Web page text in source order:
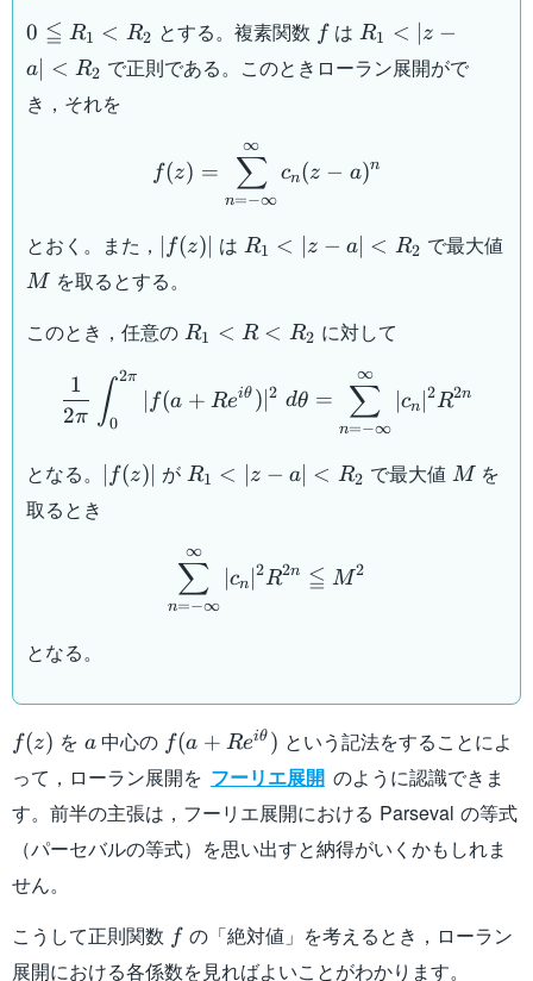
0
\leqq
R_1
<
0 ≦ R1 < R2 とする。複素関数 ffはR_1
<
|z-a|
R1 < z −
a < R2 で正則である。このときローラン展開がで
き，それを
f(z) =
n=−∞
∑
∞
cn(z − a)n
とおく。また， |f(z)|
f(z) は R_1
<
R1 < z − a < R2 で最大値
M
M を取るとする。
このとき，任意の R_1
<
R1 < R < R2 に対して
2π
1 ∫0
2π
f(a + Reiθ ) ∣2 dθ =
n=−∞
∑
∞
∣cn ∣2R2n
となる。 |f(z)|
f(z) が R_1
<
R_2
R1 < z − a < R2 で最大値 M
Mを
取るとき
n=−∞
∑
∞
∣cn ∣2R2n ≦ M2
となる。
f(z)
f(z) を a
a中心の f(a+
Re^{i\theta})
f(a + Reiθ ) という記法をすることによ
って，ローラン展開を フーリエ展開 のように認識できま
す。前半の主張は，フーリエ展開における Parseval の等式
（パーセバルの等式）を思い出すと納得がいくかもしれま
せん。
こうして正則関数 ffの「絶対値」を考えるとき，ローラン
展開における各係数を見ればよいことがわかります。